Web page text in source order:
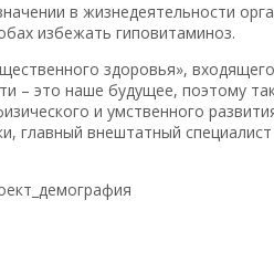
в жизнедеятельности
избежать гиповитаминоз.
здоровья»,
– это наше будущее, поэтому
и умственного
главный внештатный